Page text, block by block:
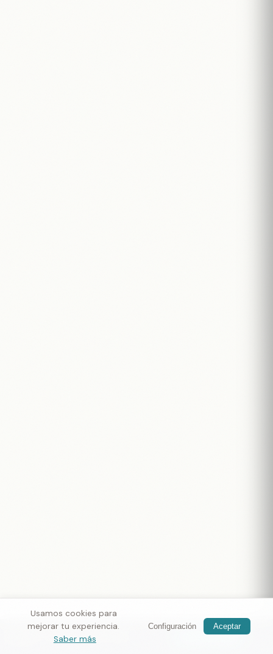
Usamos cookies para
mejorar tu experiencia.
Saber más
Configuración Aceptar
— conoce viajeros cerca Obtener app